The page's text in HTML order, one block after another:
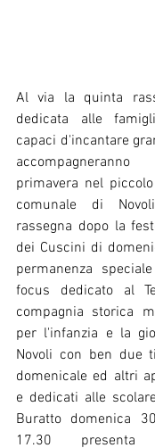
Al via la quinta
dedicata alle
capaci d'incantare
primavera nel
comunale di
rassegna dopo la
dei Cuscini di
permanenza
focus dedicato al
compagnia storica
per l'infanzia e la
Novoli con ben due
domenicale ed altri
e dedicati alle
Buratto domenica
17.30 presenta